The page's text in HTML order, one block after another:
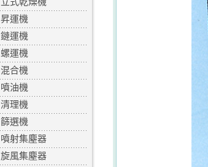
昇運機
鏈運機
螺運機
混合機
噴油機
清理機
篩選機
噴射集塵器
旋風集塵器